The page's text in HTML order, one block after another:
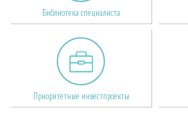
Библиотека специалиста
Приоритетные инвестпроекты